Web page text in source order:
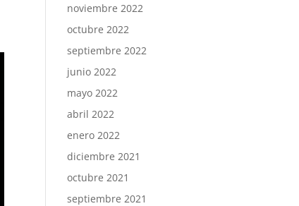
noviembre 2022
octubre 2022
septiembre 2022
junio 2022
mayo 2022
abril 2022
enero 2022
diciembre 2021
octubre 2021
septiembre 2021